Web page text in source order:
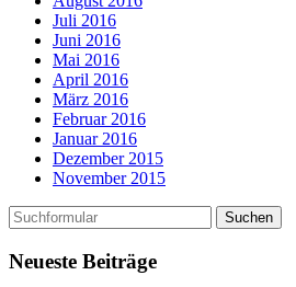
Juli 2016
Juni 2016
Mai 2016
April 2016
März 2016
Februar 2016
Januar 2016
Dezember 2015
November 2015
Neueste Beiträge